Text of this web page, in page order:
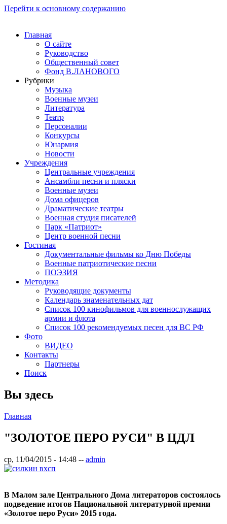
Перейти к основному содержанию
Главная
О сайте
Руководство
Общественный совет
Фонд В.ЛАНОВОГО
Рубрики
Музыка
Военные музеи
Литература
Театр
Персоналии
Конкурсы
Юнармия
Новости
Учреждения
Центральные учреждения
Ансамбли песни и пляски
Военные музеи
Дома офицеров
Драматические театры
Военная студия писателей
Парк «Патриот»
Центр военной песни
Гостиная
Документальные фильмы ко Дню Победы
Военные патриотические песни
ПОЭЗИЯ
Методика
Руководящие документы
Календарь знаменательных дат
Список 100 кинофильмов для военнослужащих
армии и флота
Список 100 рекомендуемых песен для ВС РФ
Фото
ВИДЕО
Контакты
Партнеры
Поиск
Вы здесь
Главная
"ЗОЛОТОЕ ПЕРО РУСИ" В ЦДЛ
ср, 11/04/2015 - 14:48 -- admin
В Малом зале Центрального Дома литераторов состоялось
подведение итогов Национальной литературной премии
«Золотое перо Руси» 2015 года.